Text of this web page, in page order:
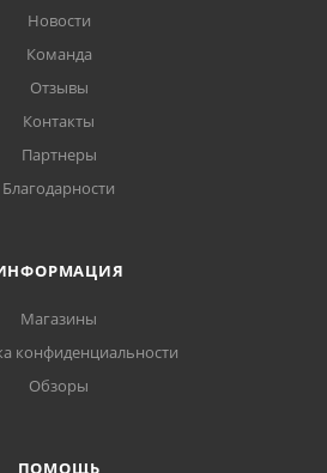
Новости
Команда
Отзывы
Контакты
Партнеры
Благодарности
Магазины
конфиденциальности
Обзоры
ПОМОЩЬ